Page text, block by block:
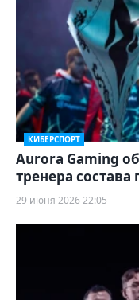
КИБЕРСПОРТ
Aurora Gaming
тренера состава
29 июня 2026 22:05